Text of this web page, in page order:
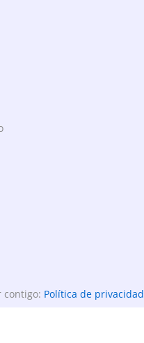
contigo: Política de privacidad